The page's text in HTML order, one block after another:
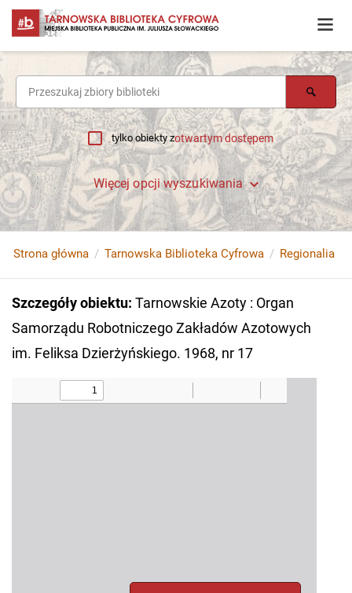
tylko obiekty zotwartym dostępem
Więcej opcji wyszukiwania
Strona główna Tarnowska Biblioteka Cyfrowa Regionalia
Szczegóły obiektu: Tarnowskie Azoty : Organ
Samorządu Robotniczego Zakładów Azotowych
im. Feliksa Dzierżyńskiego. 1968, nr 17